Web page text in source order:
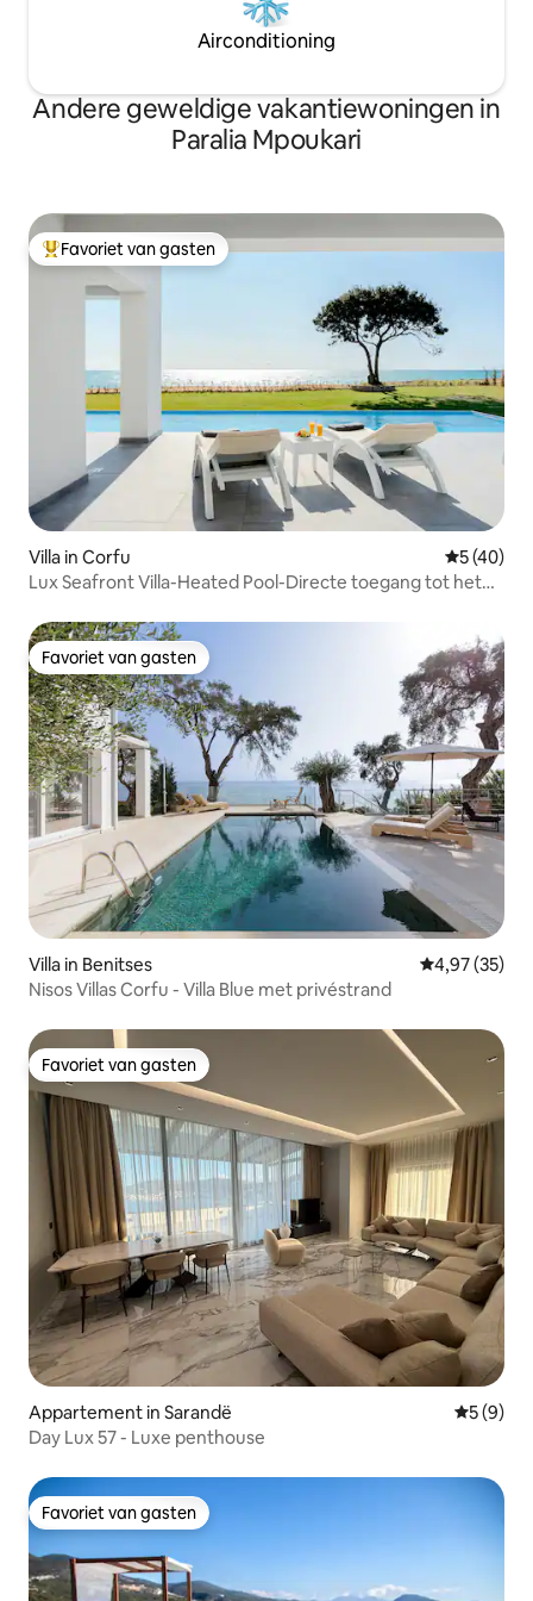
Airconditioning
Andere geweldige vakantiewoningen in
Paralia Mpoukari
Topfavoriet van gasten
Favoriet van gasten
Villa in Corfu
5 (40)
Lux Seafront Villa-Heated Pool-Directe toegang tot het
Favoriet van gasten
Favoriet van gasten
Villa in Benitses Gemiddelde
4,97 (35)
Nisos Villas Corfu - Villa Blue met privéstrand
Favoriet van gasten
Favoriet van gasten
Appartement in Sarandë
5 (9)
Day Lux 57 - Luxe penthouse
Favoriet van gasten
Favoriet van gasten